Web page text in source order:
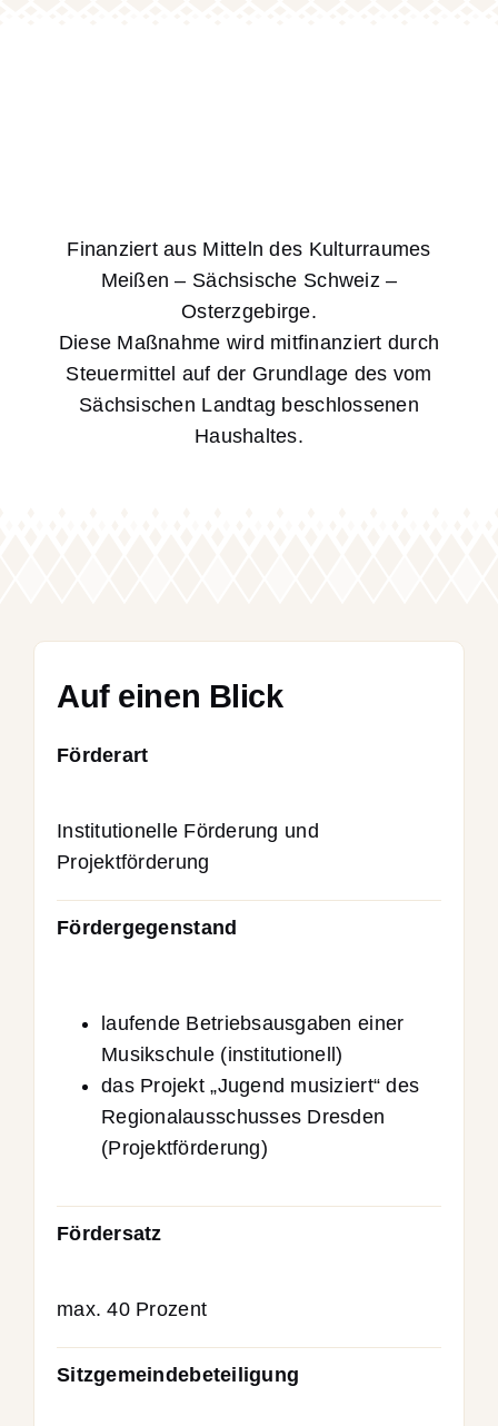
Finanziert aus Mitteln des Kulturraumes
Meißen – Sächsische Schweiz –
Osterzgebirge.
Diese Maßnahme wird mitfinanziert durch
Steuermittel auf der Grundlage des vom
Sächsischen Landtag beschlossenen
Haushaltes.
Auf einen Blick
Förderart
Institutionelle Förderung und
Projektförderung
Fördergegenstand
laufende Betriebsausgaben einer
Musikschule (institutionell)
das Projekt „Jugend musiziert“ des
Regionalausschusses Dresden
(Projektförderung)
Fördersatz
max. 40 Prozent
Sitzgemeindebeteiligung